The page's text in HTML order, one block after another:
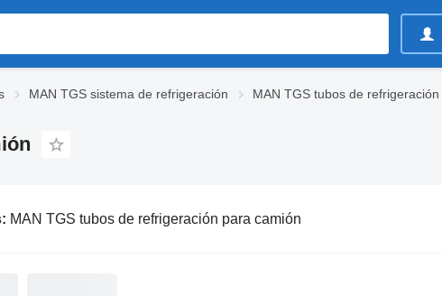
MAN TGS sistema de refrigeración MAN TGS tubos de refrigeración
MAN TGS tubos de refrigeración para camión